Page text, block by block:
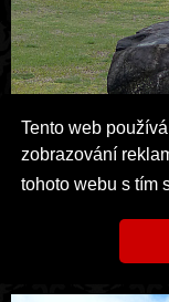
Tento web
zobrazování
tohoto webu s tím